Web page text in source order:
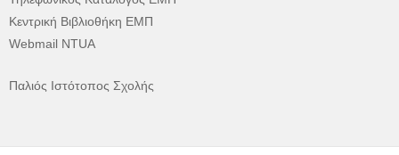
Κεντρική Βιβλιοθήκη ΕΜΠ
Webmail NTUA
Παλιός Ιστότοπος Σχολής